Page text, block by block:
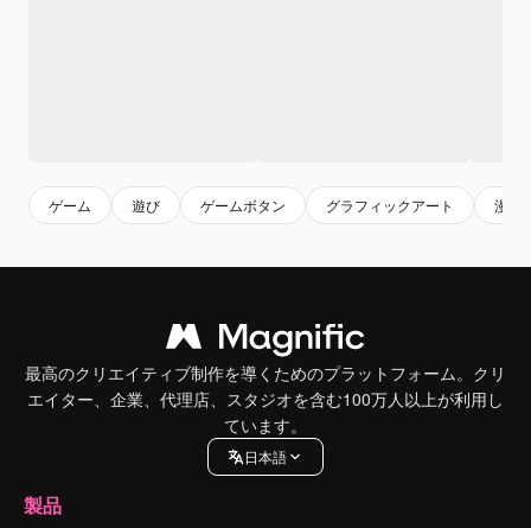
ゲーム 遊び ゲームボタン グラフィックアート 漫画
最高のクリエイティブ制作を導くためのプラットフォーム。クリ
エイター、企業、代理店、スタジオを含む100万人以上が利用し
ています。
日本語
製品